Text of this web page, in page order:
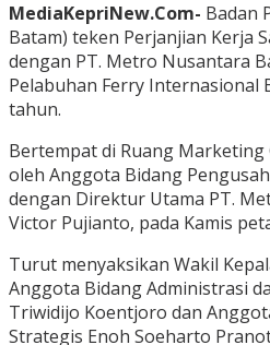
MediaKepriNew.Com- Badan
Batam) teken Perjanjian Kerja
dengan PT. Metro Nusantara
Pelabuhan Ferry Internasional
tahun.
Bertempat di Ruang Marketing
oleh Anggota Bidang
dengan Direktur Utama PT.
Victor Pujianto, pada Kamis
Turut menyaksikan Wakil
Anggota Bidang Administrasi
Triwidijo Koentjoro dan
Strategis Enoh Soeharto